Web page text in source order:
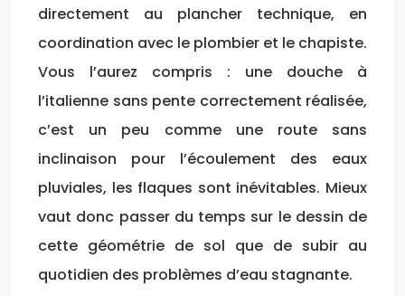
directement au plancher technique, en
coordination avec le plombier et le chapiste.
Vous l’aurez compris : une douche à
l’italienne sans pente correctement réalisée,
c’est un peu comme une route sans
inclinaison pour l’écoulement des eaux
pluviales, les flaques sont inévitables. Mieux
vaut donc passer du temps sur le dessin de
cette géométrie de sol que de subir au
quotidien des problèmes d’eau stagnante.